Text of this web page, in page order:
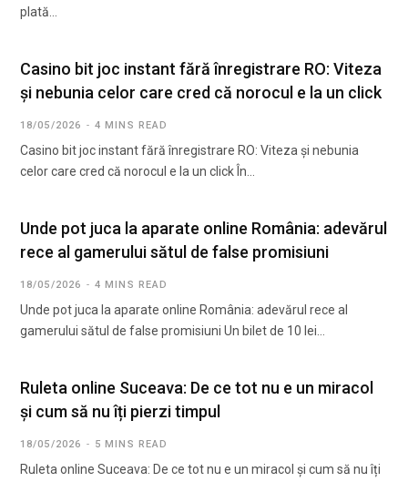
plată…
Casino bit joc instant fără înregistrare RO: Viteza
și nebunia celor care cred că norocul e la un click
18/05/2026 4 MINS READ
Casino bit joc instant fără înregistrare RO: Viteza și nebunia
celor care cred că norocul e la un click În…
Unde pot juca la aparate online România: adevărul
rece al gamerului sătul de false promisiuni
18/05/2026 4 MINS READ
Unde pot juca la aparate online România: adevărul rece al
gamerului sătul de false promisiuni Un bilet de 10 lei…
Ruleta online Suceava: De ce tot nu e un miracol
și cum să nu îți pierzi timpul
18/05/2026 5 MINS READ
Ruleta online Suceava: De ce tot nu e un miracol și cum să nu îți